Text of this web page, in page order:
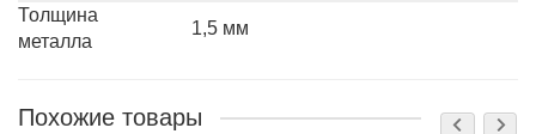
Толщина
металла
1,5 мм
Похожие товары